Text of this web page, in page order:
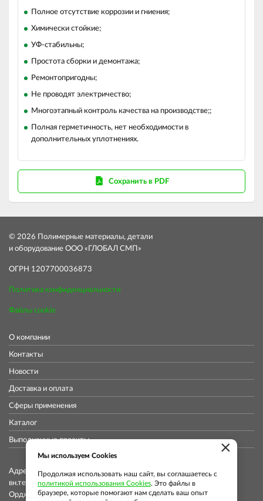
Полное отсутствие коррозии и гниения;
Химически стойкие;
УФ-стабильны;
Простота сборки и демонтажа;
Ремонтопригодны;
Не проводят электричество;
Многоэтапный контроль качества на производстве;;
Полная герметичность, нет необходимости в
дополнительных уплотнениях.
Сохранить в PDF
© 2026 Полимерные материалы, детали
и оборудование ООО «ГЛОБАЛ СМП»
ОГРН 1207700036873
Политика конфиденциальности
Файлы cookie
О компании
Контакты
Новости
Доставка и оплата
Сферы применения
Каталог
Выполненные проекты
Адрес коммерческого отдела: 115419, Город Москва,
вн.тер.г. муниципальный округ Донской, ул
Орджоникидзе, д. 11, стр. 11, помещ. 12/5
×
Мы используем Cookies
Продолжая использовать наш сайт, вы соглашаетесь с
политикой использования Cookies. Это файлы в
браузере, которые помогают нам сделать ваш опыт